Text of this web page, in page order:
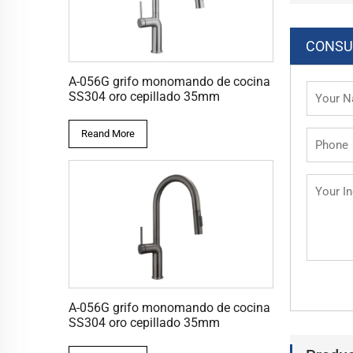
A-056G grifo monomando de cocina
SS304 oro cepillado 35mm
Reand More
A-056G grifo monomando de cocina
SS304 oro cepillado 35mm